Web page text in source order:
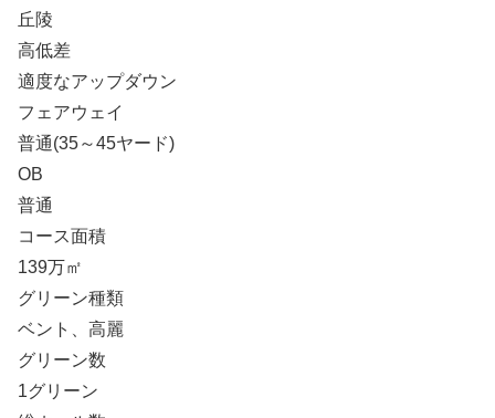
丘陵
高低差
適度なアップダウン
フェアウェイ
普通(35～45ヤード)
OB
普通
コース面積
139万㎡
グリーン種類
ベント、高麗
グリーン数
1グリーン